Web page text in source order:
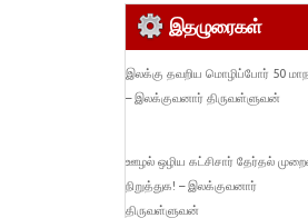
இதழுரைகள்
இலக்கு தவறிய மொழிப்போர் 50
– இலக்குவனார் திருவள்ளுவன்
ஊழல் ஒழிய கட்சிசார் தேர்தல்
நிறுத்துக! – இலக்குவனார்
திருவள்ளுவன்